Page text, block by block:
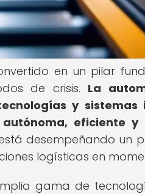
en un pilar
de crisis. La
y sistemas
eficiente y
desempeñando un
logísticas en
gama de